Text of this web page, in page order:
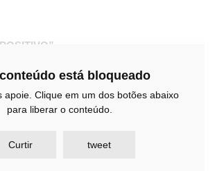
religiosas de Hitler, devemos
do ponto 24 do programa do Partido
como tal, representa o cristianismo
Os críticos podem supor que
está bloqueado
apoie. Clique em um dos botões abaixo
para liberar o conteúdo.
Curtir tweet